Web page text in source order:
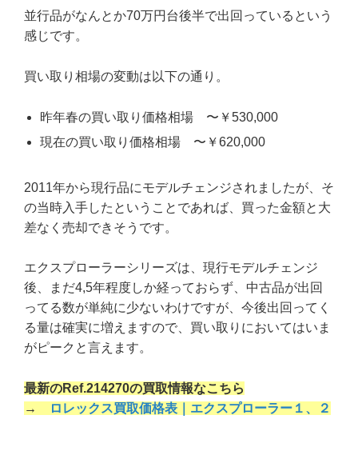
並行品がなんとか70万円台後半で出回っているという
感じです。
買い取り相場の変動は以下の通り。
昨年春の買い取り価格相場 〜￥530,000
現在の買い取り価格相場 〜￥620,000
2011年から現行品にモデルチェンジされましたが、そ
の当時入手したということであれば、買った金額と大
差なく売却できそうです。
エクスプローラーシリーズは、現行モデルチェンジ
後、まだ4,5年程度しか経っておらず、中古品が出回
ってる数が単純に少ないわけですが、今後出回ってく
る量は確実に増えますので、買い取りにおいてはいま
がピークと言えます。
最新のRef.214270の買取情報なこちら
→
ロレックス買取価格表｜エクスプローラー１、２